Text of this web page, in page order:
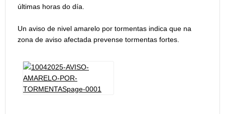
últimas horas do día.
Un aviso de nivel amarelo por tormentas indica que na
zona de aviso afectada prevense tormentas fortes.